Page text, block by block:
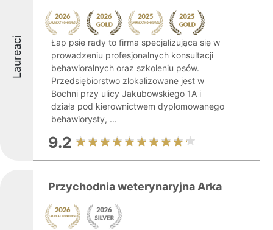
Laureaci
Łap psie rady to firma specjalizująca się w
prowadzeniu profesjonalnych konsultacji
behawioralnych oraz szkoleniu psów.
Przedsiębiorstwo zlokalizowane jest w
Bochni przy ulicy Jakubowskiego 1A i
działa pod kierownictwem dyplomowanego
behawiorysty, ...
9.2
Przychodnia weterynaryjna Arka